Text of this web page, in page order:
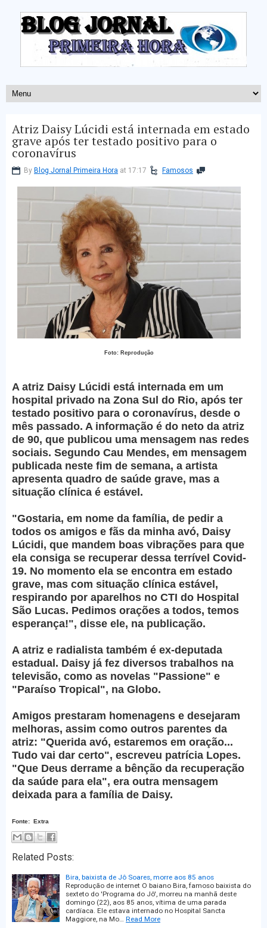
Atriz Daisy Lúcidi está internada em estado
grave após ter testado positivo para o
coronavírus
By Blog Jornal Primeira Hora at 17:17 Famosos
Foto: Reprodução
A atriz Daisy Lúcidi está internada em um
hospital privado na Zona Sul do Rio, após ter
testado positivo para o coronavírus, desde o
mês passado. A informação é do neto da atriz
de 90, que publicou uma mensagem nas redes
sociais. Segundo Cau Mendes, em mensagem
publicada neste fim de semana, a artista
apresenta quadro de saúde grave, mas a
situação clínica é estável.
"Gostaria, em nome da família, de pedir a
todos os amigos e fãs da minha avó, Daisy
Lúcidi, que mandem boas vibrações para que
ela consiga se recuperar dessa terrível Covid-
19. No momento ela se encontra em estado
grave, mas com situação clínica estável,
respirando por aparelhos no CTI do Hospital
São Lucas. Pedimos orações a todos, temos
esperança!", disse ele, na publicação.
A atriz e radialista também é ex-deputada
estadual. Daisy já fez diversos trabalhos na
televisão, como as novelas "Passione" e
"Paraíso Tropical", na Globo.
Amigos prestaram homenagens e desejaram
melhoras, assim como outros parentes da
atriz: "Querida avó, estaremos em oração...
Tudo vai dar certo", escreveu patrícia Lopes.
"Que Deus derrame a bênção da recuperação
da saúde para ela", era outra mensagem
deixada para a família de Daisy.
Fonte: Extra
Related Posts:
Bira, baixista de Jô Soares, morre aos 85 anos
Reprodução de internet O baiano Bira, famoso baixista do
sexteto do 'Programa do Jô', morreu na manhã deste
domingo (22), aos 85 anos, vítima de uma parada
cardíaca. Ele estava internado no Hospital Sancta
Maggiore, na Mo… Read More